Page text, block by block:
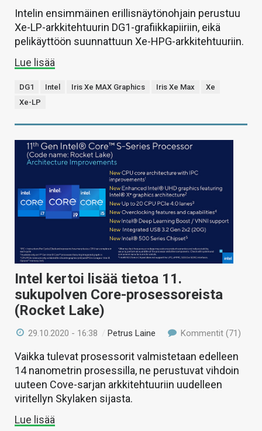
Intelin ensimmäinen erillisnäytönohjain perustuu
Xe-LP-arkkitehtuurin DG1-grafiikkapiiriin, eikä
pelikäyttöön suunnattuun Xe-HPG-arkkitehtuuriin.
Lue lisää
DG1 Intel Iris Xe MAX Graphics Iris Xe Max
Xe
Xe-LP
Intel kertoi lisää tietoa 11.
sukupolven Core-prosessoreista
(Rocket Lake)
29.10.2020 - 16:38 /Petrus Laine Kommentit (71)
Vaikka tulevat prosessorit valmistetaan edelleen
14 nanometrin prosessilla, ne perustuvat vihdoin
uuteen Cove-sarjan arkkitehtuuriin uudelleen
viritellyn Skylaken sijasta.
Lue lisää